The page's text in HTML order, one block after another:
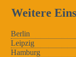
Weitere
Berlin
Leipzig
Hamburg